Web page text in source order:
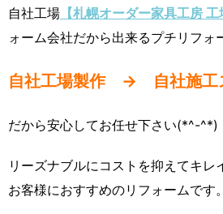
自社工場 【札幌オーダー家具工房 工
ォーム会社だから出来るプチリフォ
自社工場製作 → 自社施工
だから安心してお任せ下さい(*^-^*)
リーズナブルにコストを抑えてキレ
お客様におすすめのリフォームです。